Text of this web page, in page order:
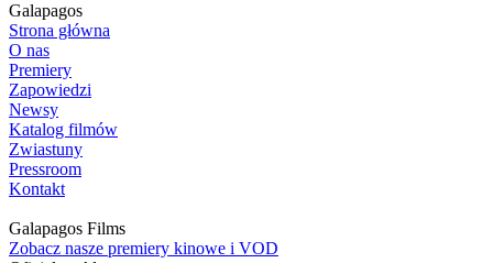
Galapagos
Strona główna
O nas
Premiery
Zapowiedzi
Newsy
Katalog filmów
Zwiastuny
Pressroom
Kontakt
Galapagos Films
Zobacz nasze premiery kinowe i VOD